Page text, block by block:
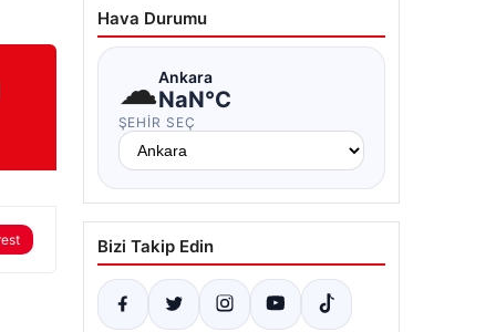
Hava Durumu
☁Ankara
NaN°C
ŞEHIR SEÇ
Bizi Takip Edin